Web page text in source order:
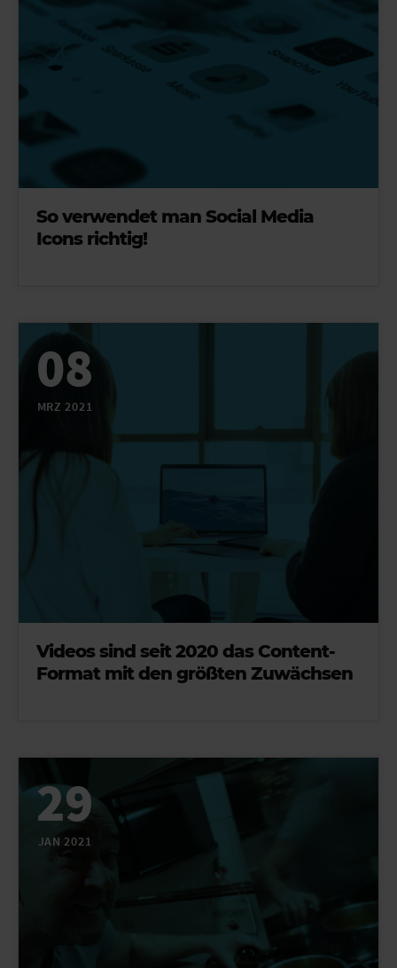
So verwendet man Social Media
Icons richtig!
08
MRZ 2021
Videos sind seit 2020 das Content-
Format mit den größten Zuwächsen
29
JAN 2021